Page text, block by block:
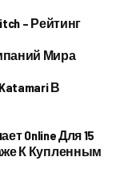
– Рейтинг
Мира
В
Online Для 15
К Купленным